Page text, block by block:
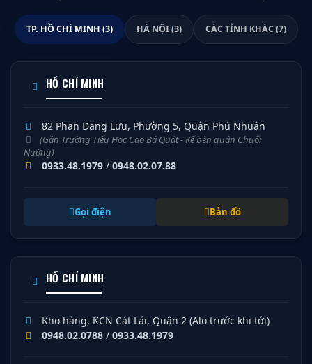
TP. HỒ CHÍ MINH (3) HÀ NỘI (3) CÁC TỈNH KHÁC (7)
HỒ CHÍ MINH
82 Phan Đăng Lưu, Phường 5, Quận Phú Nhuận
(Gần Trường Tiểu Học Cao Bá Quát - Kế bên quán Chuối
Nướng)
0933.48.1979 / 0948.02.07.88
Gọi điện Bản đồ
HỒ CHÍ MINH
Kho hàng, KCN Cát Lái, Quận 2 (Alo trước khi tới)
0948.02.0788 / 0933.48.1979